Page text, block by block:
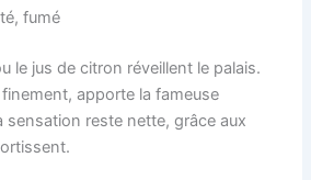
fumé
le jus de citron réveillent le palais.
apporte la fameuse
sensation reste nette, grâce aux